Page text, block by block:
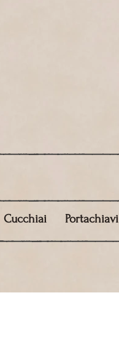
Cucchiai Portachiavi